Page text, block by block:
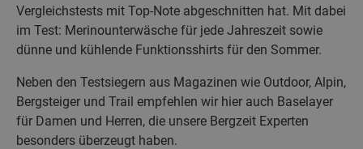
Vergleichstests mit Top-Note abgeschnitten hat. Mit dabei
im Test: Merinounterwäsche für jede Jahreszeit sowie
dünne und kühlende Funktionsshirts für den Sommer.
Neben den Testsiegern aus Magazinen wie Outdoor, Alpin,
Bergsteiger und Trail empfehlen wir hier auch Baselayer
für Damen und Herren, die unsere Bergzeit Experten
besonders überzeugt haben.